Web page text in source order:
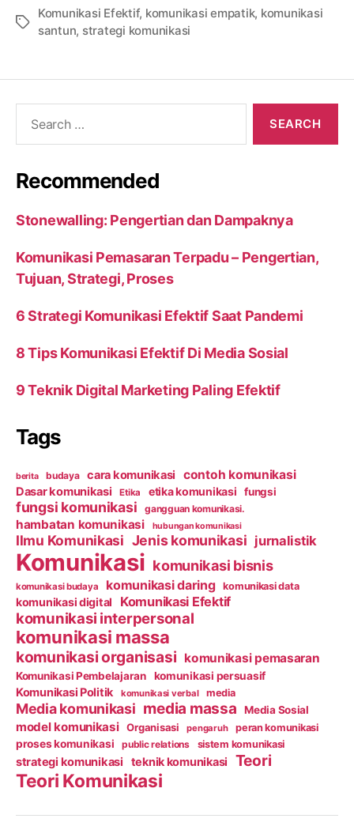
Tags
Komunikasi Efektif, komunikasi empatik, komunikasi
santun, strategi komunikasi
Recommended
Stonewalling: Pengertian dan Dampaknya
Komunikasi Pemasaran Terpadu – Pengertian,
Tujuan, Strategi, Proses
6 Strategi Komunikasi Efektif Saat Pandemi
8 Tips Komunikasi Efektif Di Media Sosial
9 Teknik Digital Marketing Paling Efektif
Tags
berita budaya cara komunikasi contoh komunikasi
Dasar komunikasi Etika etika komunikasi fungsi
fungsi komunikasi gangguan komunikasi.
hambatan komunikasi hubungan komunikasi
Ilmu Komunikasi Jenis komunikasi jurnalistik
Komunikasi komunikasi bisnis
komunikasi budaya komunikasi daring komunikasi data
komunikasi digital Komunikasi Efektif
komunikasi interpersonal
komunikasi massa
komunikasi organisasi komunikasi pemasaran
Komunikasi Pembelajaran komunikasi persuasif
Komunikasi Politik komunikasi verbal media
Media komunikasi media massa Media Sosial
model komunikasi Organisasi pengaruh peran komunikasi
proses komunikasi public relations sistem komunikasi
strategi komunikasi teknik komunikasi Teori
Teori Komunikasi